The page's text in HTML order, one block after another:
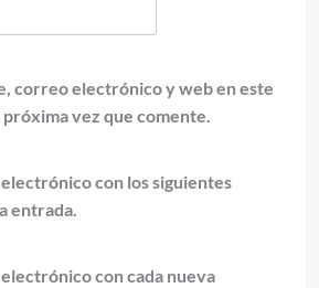
correo electrónico y web en este
vez que comente.
con los siguientes
entrada.
con cada nueva